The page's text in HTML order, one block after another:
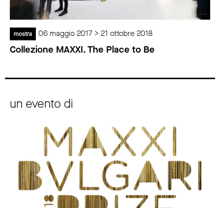
mostra 06 maggio 2017 > 21 ottobre 2018
Collezione MAXXI. The Place to Be
un evento di